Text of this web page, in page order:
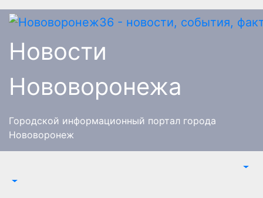
Перейти
Новости
Нововоронежа
Городской информационный портал города
Нововоронеж